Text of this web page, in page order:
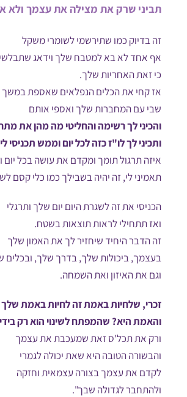
תביני שרק את מצילה את עצמך ולא
זה בדיוק כמו שתירשמי לשומרי משקל
אף אחד לא בא למטבח שלך וידאג שתבלשי
כי זאת האחריות שלך.
אז קחי את הכלים הנפלאים שאספת במשך
שבי עם המחברות שלך ואספי אותם
והכיני לך רשימה והחליטי מה מהן את
ותכיני לך לו"ז כזה לכל יום וממש תכניסי
איזה תרגול תומך ומקדם את עושה בכל יום
תאמיני לי, זה יהיה בשבילך כמו כלי קסם
הכניסי את זה לשגרת היום יום שלך ותרגלי
ואז תתחילי לראות תוצאות בשטח.
זה הדבר היחיד שיחזיר לך את האמון שלך
בעצמך, ביכולות שלך, בדרך שלך,
וגם את האיזון ואת השמחה.
זכרי, שלחיות באמת זה לחיות באמת שלך
והאמת היא? שהמפתח לשינוי הוא רק
ורק את תכל'ס זאת שמעכבת את עצמך
והבשורה הטובה היא שאת יכולה לגמרי
לקדם את עצמך בצורה עצמאית וחזקה
ולהתחבר לגדולה שבך".